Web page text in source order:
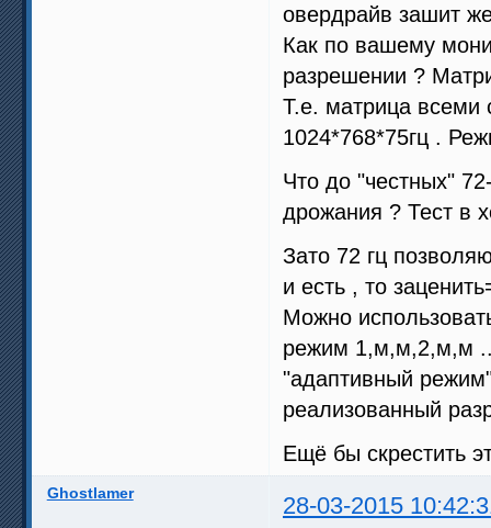
овердрайв зашит
Как по вашему
разрешении ?
Т.е. матрица всеми
1024*768*75гц .
Что до "честных"
дрожания ? Тест в
Зато 72 гц
и есть , то
Можно
режим 1,м,м,2,м,м
"адаптивный
реализованный
Ещё бы скрестить
Ghostlamer 28-03-2015